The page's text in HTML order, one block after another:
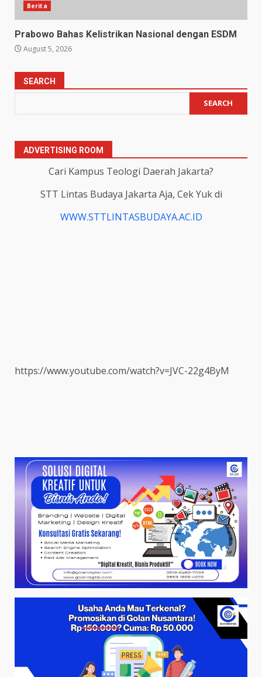
Berita
Prabowo Bahas Kelistrikan Nasional dengan ESDM
August 5, 2026
SEARCH
SEARCH
ADVERTISING ROOM
Cari Kampus Teologi Daerah Jakarta?
STT Lintas Budaya Jakarta Aja, Cek Yuk di
WWW.STTLINTASBUDAYA.AC.ID
https://www.youtube.com/watch?v=JVC-22g4ByM